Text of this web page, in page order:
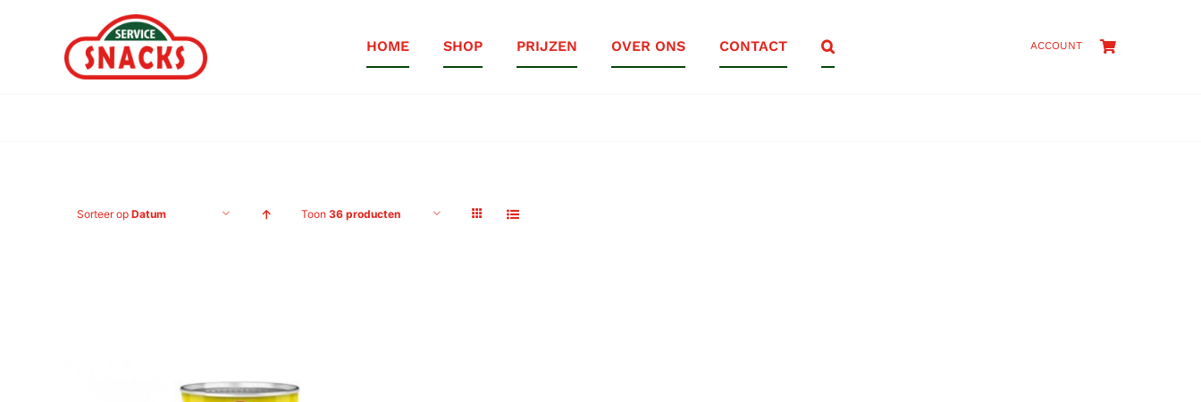
HOME SHOP PRIJZEN OVER ONS CONTACT ACCOUNT
Sorteer op Datum Toon 36 producten